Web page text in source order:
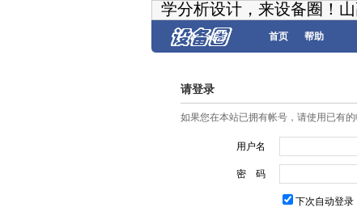
学分析设计，来设备圈！
首页 帮助
请登录
如果您在本站已拥有帐号，请使用已有
用户名
密 码
下次自动登录